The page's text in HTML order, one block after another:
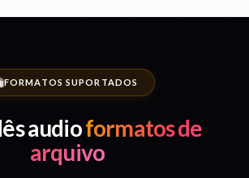
FORMATOS SUPORTADOS
audioformatos de
arquivo